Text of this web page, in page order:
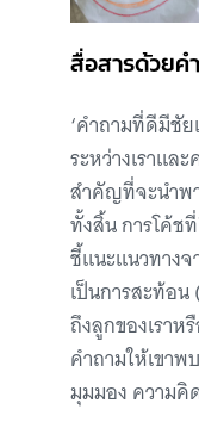
สื่อสารด้วยค
‘คำถามที่ดีมีชั
ระหว่างเราแล
สำคัญที่จะนำพ
ทั้งสิ้น การโค้ช
ชี้แนะแนวทางจ
เป็นการสะท้อ
ถึงลูกของเรา
คำถามให้เขาพ
มุมมอง ความคิ